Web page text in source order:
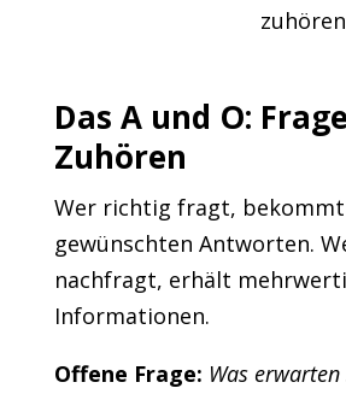
Das A und O:
Zuhören
Wer richtig fragt, bekommt
gewünschten Antworten.
nachfragt, erhält
Informationen.
Offene Frage: Was